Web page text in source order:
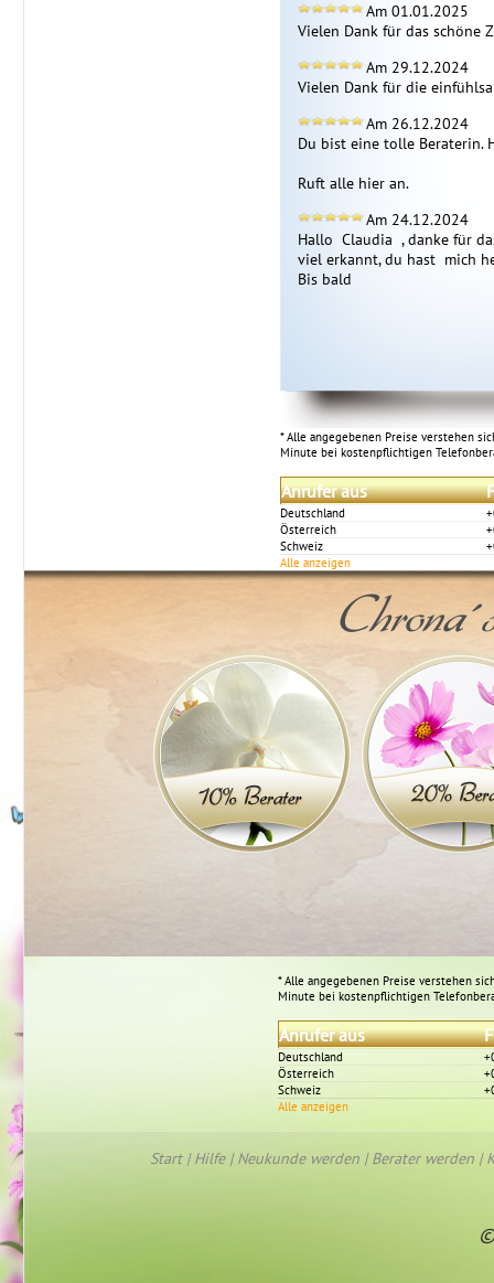
Am 01.01.2025
Vielen Dank für das schöne
Am 29.12.2024
Vielen Dank für die
Am 26.12.2024
Du bist eine tolle Beraterin.
Ruft alle hier an.
Am 24.12.2024
Hallo  Claudia  , danke für
viel erkannt, du hast  mich
Bis bald
* Alle angegebenen Preise verstehen
Minute bei kostenpflichtigen
Anrufer aus
Deutschland
Österreich
Schweiz
Alle anzeigen
* Alle angegebenen Preise verstehen
Minute bei kostenpflichtigen
Anrufer aus
Deutschland
Österreich
Schweiz
Alle anzeigen
Start|Hilfe|Neukunde werden |Berater werden |